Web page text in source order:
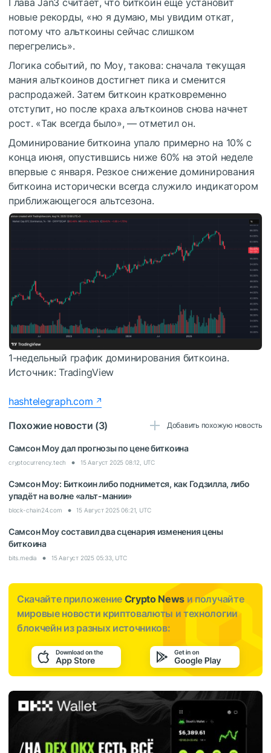
Глава Jan3 считает, что биткоин еще установит
новые рекорды, «но я думаю, мы увидим откат,
потому что альткоины сейчас слишком
перегрелись».
Логика событий, по Моу, такова: сначала текущая
мания альткоинов достигнет пика и сменится
распродажей. Затем биткоин кратковременно
отступит, но после краха альткоинов снова начнет
рост. «Так всегда было», — отметил он.
Доминирование биткоина упало примерно на 10% с
конца июня, опустившись ниже 60% на этой неделе
впервые с января. Резкое снижение доминирования
биткоина исторически всегда служило индикатором
приближающегося альтсезона.
1-недельный график доминирования биткоина.
Источник: TradingView
hashtelegraph.com
Похожие новости (3)
Добавить похожую новость
Самсон Моу дал прогнозы по цене биткоина
cryptocurrency.tech 15 Август 2025 08:12, UTC
Сэмсон Моу: Биткоин либо поднимется, как Годзилла, либо
упадёт на волне «альт-мании»
block-chain24.com 15 Август 2025 06:21, UTC
Самсон Моу составил два сценария изменения цены
биткоина
bits.media 15 Август 2025 05:33, UTC
Скачайте приложение Crypto News и получайте
мировые новости криптовалюты и технологии
блокчейн из разных источников: